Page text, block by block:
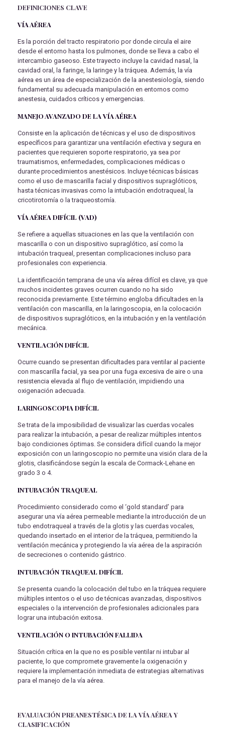
DEFINICIONES CLAVE
VÍA AÉREA
Es la porción del tracto respiratorio por donde circula el aire
desde el entorno hasta los pulmones, donde se lleva a cabo el
intercambio gaseoso. Este trayecto incluye la cavidad nasal, la
cavidad oral, la faringe, la laringe y la tráquea. Además, la vía
aérea es un área de especialización de la anestesiología, siendo
fundamental su adecuada manipulación en entornos como
anestesia, cuidados críticos y emergencias.
MANEJO AVANZADO DE LA VÍA AÉREA
Consiste en la aplicación de técnicas y el uso de dispositivos
específicos para garantizar una ventilación efectiva y segura en
pacientes que requieren soporte respiratorio, ya sea por
traumatismos, enfermedades, complicaciones médicas o
durante procedimientos anestésicos. Incluye técnicas básicas
como el uso de mascarilla facial y dispositivos supraglóticos,
hasta técnicas invasivas como la intubación endotraqueal, la
cricotirotomía o la traqueostomía.
VÍA AÉREA DIFÍCIL (VAD)
Se refiere a aquellas situaciones en las que la ventilación con
mascarilla o con un dispositivo supraglótico, así como la
intubación traqueal, presentan complicaciones incluso para
profesionales con experiencia.
La identificación temprana de una vía aérea difícil es clave, ya que
muchos incidentes graves ocurren cuando no ha sido
reconocida previamente. Este término engloba dificultades en la
ventilación con mascarilla, en la laringoscopia, en la colocación
de dispositivos supraglóticos, en la intubación y en la ventilación
mecánica.
VENTILACIÓN DIFÍCIL
Ocurre cuando se presentan dificultades para ventilar al paciente
con mascarilla facial, ya sea por una fuga excesiva de aire o una
resistencia elevada al flujo de ventilación, impidiendo una
oxigenación adecuada.
LARINGOSCOPIA DIFÍCIL
Se trata de la imposibilidad de visualizar las cuerdas vocales
para realizar la intubación, a pesar de realizar múltiples intentos
bajo condiciones óptimas. Se considera difícil cuando la mejor
exposición con un laringoscopio no permite una visión clara de la
glotis, clasificándose según la escala de Cormack-Lehane en
grado 3 o 4.
INTUBACIÓN TRAQUEAL
Procedimiento considerado como el ‘gold standard’ para
asegurar una vía aérea permeable mediante la introducción de un
tubo endotraqueal a través de la glotis y las cuerdas vocales,
quedando insertado en el interior de la tráquea, permitiendo la
ventilación mecánica y protegiendo la vía aérea de la aspiración
de secreciones o contenido gástrico.
INTUBACIÓN TRAQUEAL DIFÍCIL
Se presenta cuando la colocación del tubo en la tráquea requiere
múltiples intentos o el uso de técnicas avanzadas, dispositivos
especiales o la intervención de profesionales adicionales para
lograr una intubación exitosa.
VENTILACIÓN O INTUBACIÓN FALLIDA
Situación crítica en la que no es posible ventilar ni intubar al
paciente, lo que compromete gravemente la oxigenación y
requiere la implementación inmediata de estrategias alternativas
para el manejo de la vía aérea.
EVALUACIÓN PREANESTÉSICA DE LA VÍA AÉREA Y
CLASIFICACIÓN